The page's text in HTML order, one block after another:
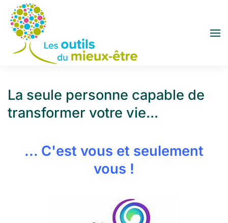
Accéder au contenu principal
La seule personne capable de
transformer votre vie...
... C'est vous et seulement
vous !